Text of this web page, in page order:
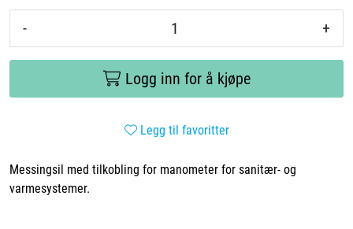
- +
Logg inn for å kjøpe
Legg til favoritter
Messingsil med tilkobling for manometer for sanitær- og
varmesystemer.
Et annerledes selskap
Salgsbetingelser